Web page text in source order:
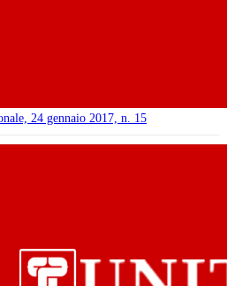
24 gennaio 2017, n. 15